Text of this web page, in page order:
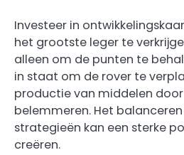
Investeer in
het grootste leger te
alleen om de punten te
in staat om de rover te
productie van middelen
belemmeren. Het
strategieën kan een sterke
creëren.